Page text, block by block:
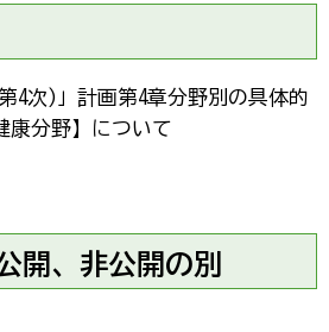
4次)」計画第4章分野別の具体的
康分野】について
開、非公開の別